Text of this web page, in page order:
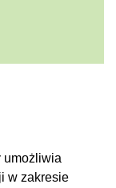
umożliwia
w zakresie